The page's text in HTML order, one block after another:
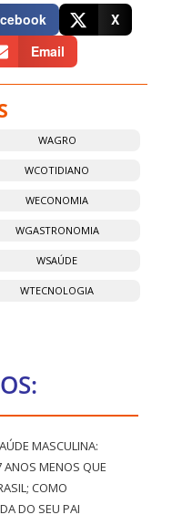
X
Email
WAGRO
WCOTIDIANO
WECONOMIA
WGASTRONOMIA
WSAÚDE
WTECNOLOGIA
MASCULINA:
MENOS QUE
COMO
DO SEU PAI